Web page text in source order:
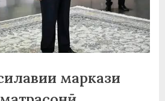
а
н
о
м
маркази